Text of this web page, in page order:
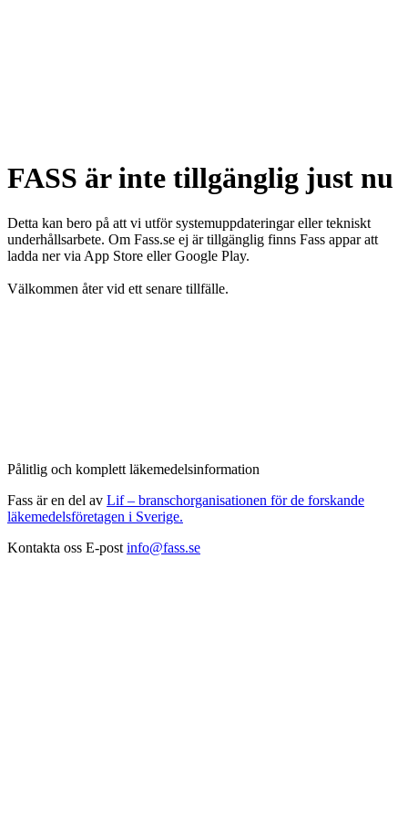
FASS är inte tillgänglig just nu
Detta kan bero på att vi utför systemuppdateringar eller tekniskt
underhållsarbete. Om Fass.se ej är tillgänglig finns Fass appar att
ladda ner via App Store eller Google Play.
Välkommen åter vid ett senare tillfälle.
Pålitlig och komplett läkemedelsinformation
Fass är en del av Lif – branschorganisationen för de forskande
läkemedelsföretagen i Sverige.
Kontakta oss E-post info@fass.se